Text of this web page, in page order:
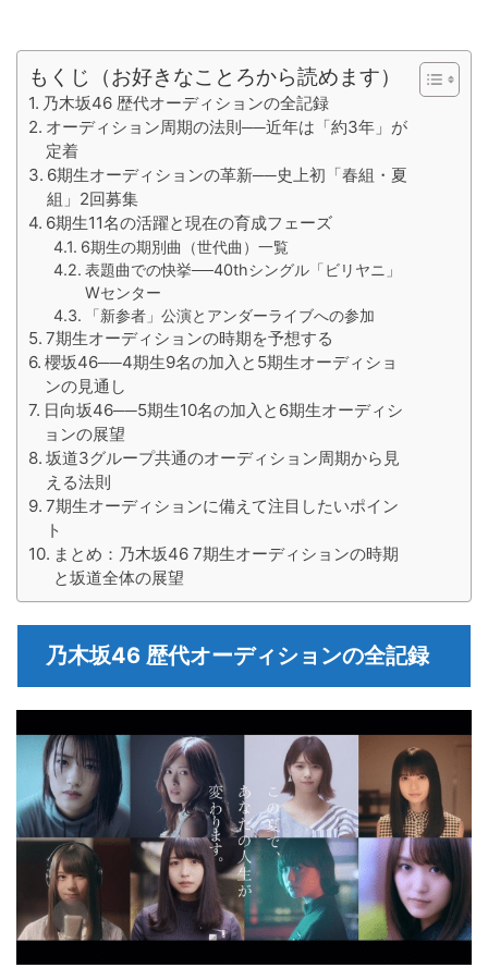
もくじ（お好きなことろから読めます）
乃木坂46 歴代オーディションの全記録
オーディション周期の法則──近年は「約3年」が
定着
6期生オーディションの革新──史上初「春組・夏
組」2回募集
6期生11名の活躍と現在の育成フェーズ
6期生の期別曲（世代曲）一覧
表題曲での快挙──40thシングル「ビリヤニ」
Wセンター
「新参者」公演とアンダーライブへの参加
7期生オーディションの時期を予想する
櫻坂46──4期生9名の加入と5期生オーディショ
ンの見通し
日向坂46──5期生10名の加入と6期生オーディシ
ョンの展望
坂道3グループ共通のオーディション周期から見
える法則
7期生オーディションに備えて注目したいポイン
ト
まとめ：乃木坂46 7期生オーディションの時期
と坂道全体の展望
乃木坂46 歴代オーディションの全記録